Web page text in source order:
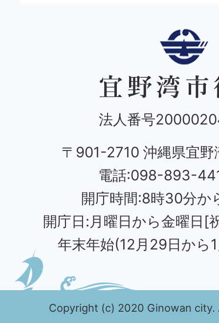
法人番号
〒901-2710 沖縄県宜野
電話:098-893-
開庁時間:8時30分か
開庁日:月曜日から金曜日[
年末年始(12月29日から
Copyright (c) 2020 Ginowan city.